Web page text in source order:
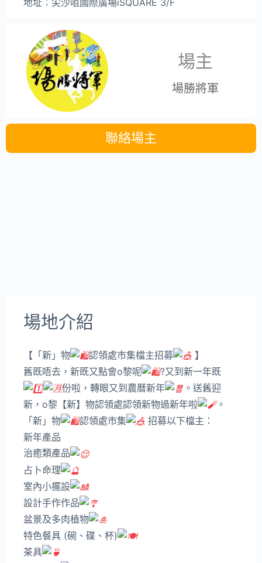
地址：尖沙咀國際廣場iSQUARE 3/F
場主
場勝將軍
聯絡場主
場地介紹
【「新」物 認領處市集檔主招募
】
舊既唔去，新既又點會o黎呢
?又到新一年既
份啦，轉眼又到農曆新年
。送舊迎
新，o黎【新】物認領處認領新物過新年啦
。
「新」物
認領處市集
招募以下檔主：
新年產品
治癒類產品
占卜命理
室內小擺設
設計手作作品
盆景及多肉植物
特色餐具 (碗、碟、杯)
茶具